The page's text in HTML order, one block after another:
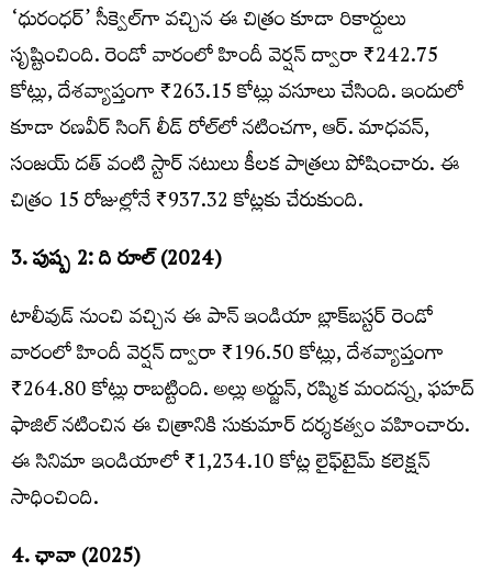
‘ధురంధర్’ సీక్వెల్‌గా వచ్చిన ఈ చిత్రం కూడా రికార్డులు
సృష్టించింది. రెండో వారంలో హిందీ వెర్షన్ ద్వారా ₹242.75
కోట్లు, దేశవ్యాప్తంగా ₹263.15 కోట్లు వసూలు చేసింది. ఇందులో
కూడా రణవీర్ సింగ్ లీడ్ రోల్‌లో నటించగా, ఆర్. మాధవన్,
సంజయ్ దత్ వంటి స్టార్ నటులు కీలక పాత్రలు పోషించారు. ఈ
చిత్రం 15 రోజుల్లోనే ₹937.32 కోట్లకు చేరుకుంది.
3. పుష్ప 2: ది రూల్ (2024)
టాలీవుడ్ నుంచి వచ్చిన ఈ పాన్ ఇండియా బ్లాక్‌బస్టర్ రెండో
వారంలో హిందీ వెర్షన్ ద్వారా ₹196.50 కోట్లు, దేశవ్యాప్తంగా
₹264.80 కోట్లు రాబట్టింది. అల్లు అర్జున్, రష్మిక మందన్న, ఫహద్
ఫాజిల్ నటించిన ఈ చిత్రానికి సుకుమార్ దర్శకత్వం వహించారు.
ఈ సినిమా ఇండియాలో ₹1,234.10 కోట్ల లైఫ్‌టైమ్ కలెక్షన్
సాధించింది.
4. ఛావా (2025)